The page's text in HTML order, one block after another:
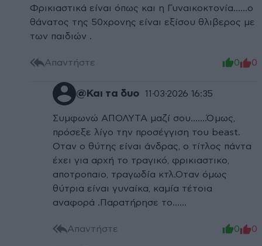
Φρικιαστικά είναι όπως και η Γυναικοκτονία......ο
θάνατος της 50χρονης είναι εξίσου θλιβερος με
των παιδιών .
Απαντήστε 0 0
@Και τα δυο 11·03·2026 16:35
Συμφωνώ ΑΠΟΛΥΤΑ μαζί σου.......Όμως,
πρόσεξε λίγο την προσέγγιση του beast.
Οταν ο θύτης είναι άνδρας, ο τίτλος πάντα
έχει για αρχή το τραγικό, φρικιαστικο,
αποτροπαιο, τραγωδία κτλ.Οταν όμως
θύτρια είναι γυναίκα, καμία τέτοια
αναφορά .Παρατήρησε το......
Απαντήστε 0 0